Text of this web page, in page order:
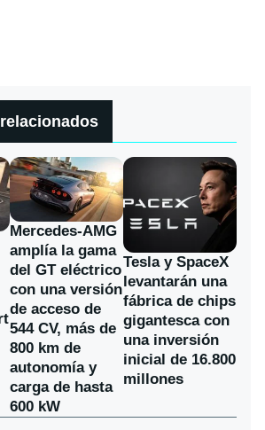
Mercedes-AMG
amplía la gama
del GT eléctrico
con una versión
de acceso de
544 CV, más de
800 km de
autonomía y
carga de hasta
600 kW
Tesla y SpaceX
levantarán una
fábrica de chips
gigantesca con
una inversión
inicial de 16.800
millones